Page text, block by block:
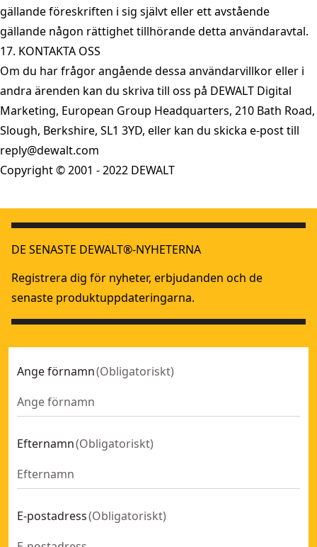
gällande föreskriften i sig självt eller ett avstående
gällande någon rättighet tillhörande detta användaravtal.
17. KONTAKTA OSS
Om du har frågor angående dessa användarvillkor eller i
andra ärenden kan du skriva till oss på DEWALT Digital
Marketing, European Group Headquarters, 210 Bath Road,
Slough, Berkshire, SL1 3YD, eller kan du skicka e-post till
reply@dewalt.com
Copyright © 2001 - 2022 DEWALT
DE SENASTE DEWALT®-NYHETERNA
Registrera dig för nyheter, erbjudanden och de
senaste produktuppdateringarna.
Ange förnamn(Obligatoriskt)
Efternamn(Obligatoriskt)
E-postadress(Obligatoriskt)